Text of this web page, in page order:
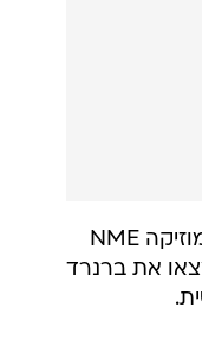
השלושה פרסמו מודעה במגזין המוזיקה NME
את ברנרד